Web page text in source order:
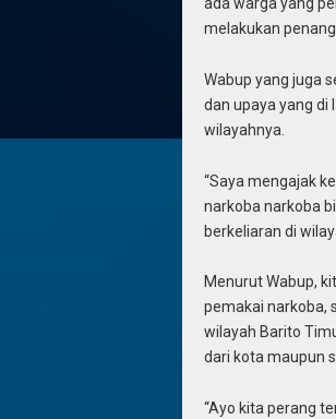
melakukan
Wabup yang juga
dan upaya yang di
wilayahnya.
“Saya mengajak
narkoba narkoba
berkeliaran di
Menurut Wabup,
pemakai narkoba,
wilayah Barito
dari kota maupun
“Ayo kita perang